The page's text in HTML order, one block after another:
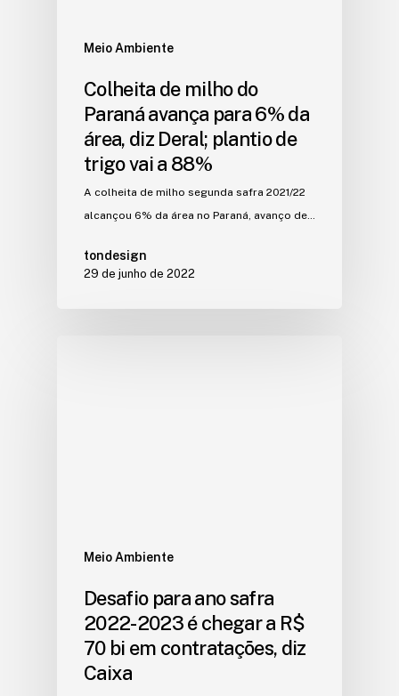
Meio Ambiente
Colheita de milho do
Paraná avança para 6% da
área, diz Deral; plantio de
trigo vai a 88%
A colheita de milho segunda safra 2021/22
alcançou 6% da área no Paraná, avanço de…
tondesign
29 de junho de 2022
Meio Ambiente
Desafio para ano safra
2022-2023 é chegar a R$
70 bi em contratações, diz
Caixa